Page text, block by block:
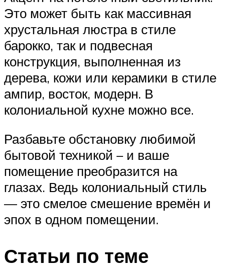
Это может быть как массивная
хрустальная люстра в стиле
барокко, так и подвесная
конструкция, выполненная из
дерева, кожи или керамики в стиле
ампир, восток, модерн. В
колониальной кухне можно все.
Разбавьте обстановку любимой
бытовой техникой – и ваше
помещение преобразится на
глазах. Ведь колониальный стиль
— это смелое смешение времён и
эпох в одном помещении.
Статьи по теме